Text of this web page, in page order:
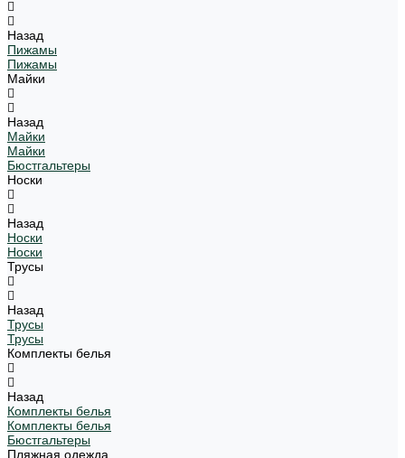
Назад
Пижамы
Пижамы
Майки
Назад
Майки
Майки
Бюстгальтеры
Носки
Назад
Носки
Носки
Трусы
Назад
Трусы
Трусы
Комплекты белья
Назад
Комплекты белья
Комплекты белья
Бюстгальтеры
Пляжная одежда